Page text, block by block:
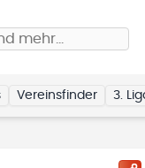
mehr…
Vereinsfinder 3.